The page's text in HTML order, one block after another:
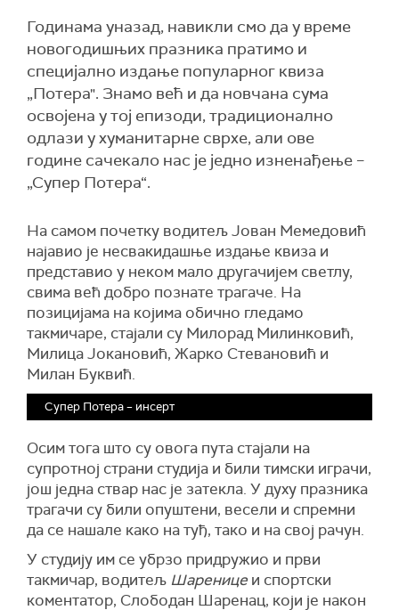
Годинама уназад, навикли смо да у време
новогодишњих празника пратимо и
специјално издање популарног квиза
„Потера". Знамо већ и да новчана сума
освојена у тој епизоди, традиционално
одлази у хуманитарне сврхе, али ове
године сачекало нас је једно изненађење –
„Супер Потера“.
На самом почетку водитељ Јован Мемедовић
најавио је несвакидашње издање квиза и
представио у неком мало другачијем светлу,
свима већ добро познате трагаче. На
позицијама на којима обично гледамо
такмичаре, стајали су Милорад Милинковић,
Милица Јокановић, Жарко Стевановић и
Милан Буквић.
Супер Потера – инсерт
Осим тога што су овога пута стајали на
супротној страни студија и били тимски играчи,
још једна ствар нас је затекла. У духу празника
трагачи су били опуштени, весели и спремни
да се нашале како на туђ, тако и на свој рачун.
У студију им се убрзо придружио и први
такмичар, водитељ Шареницеи спортски
коментатор, Слободан Шаренац, који је након